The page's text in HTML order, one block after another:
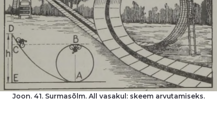
Joon. 41. Surmasõlm. All vasakul: skeem arvutamiseks.